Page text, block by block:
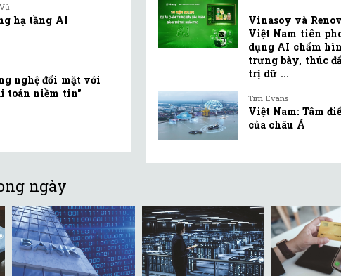
hạ tầng AI
nghệ đối mặt với
toán niềm tin"
Vinasoy và
Việt Nam tiên
dụng AI chấm
trưng bày, thúc
trị dữ ...
Tim Evans
Việt Nam: Tâm
của châu Á
ngày